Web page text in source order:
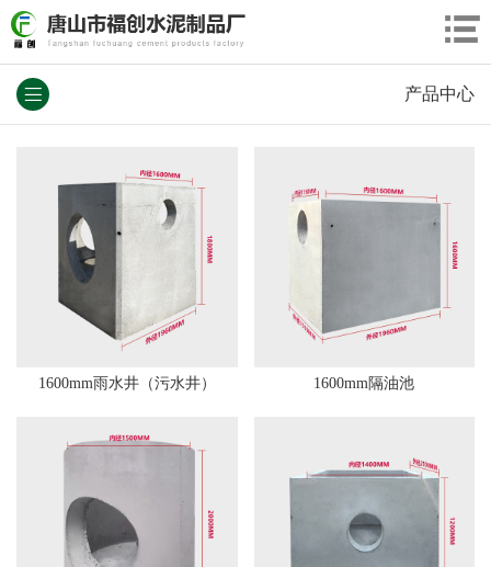
产品中心
1600mm雨水井（污水井） 1600mm隔油池